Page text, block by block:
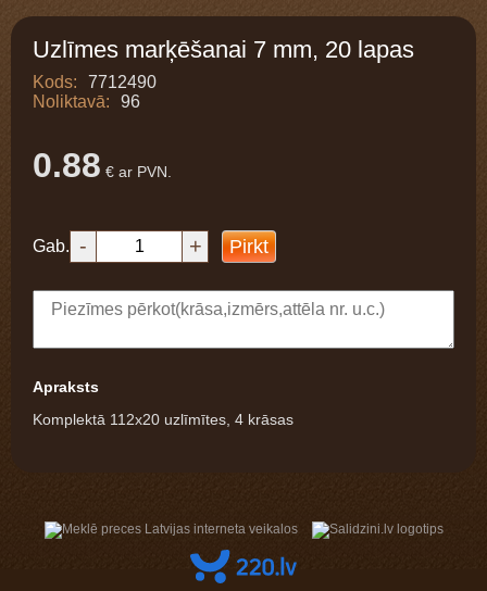
Uzlīmes marķēšanai 7 mm, 20 lapas
Kods:
7712490
Noliktavā:
96
0.88 € ar PVN.
Gab. - + Pirkt
Apraksts
Komplektā 112x20 uzlīmītes, 4 krāsas